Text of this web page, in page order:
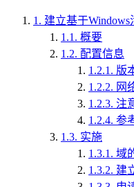
1. 建立基于
1.1. 概要
1.2. 配置信息
1.2.1. 版
1.2.2. 网
1.2.3. 注
1.2.4. 参
1.3. 实施
1.3.1. 域
1.3.2. 建